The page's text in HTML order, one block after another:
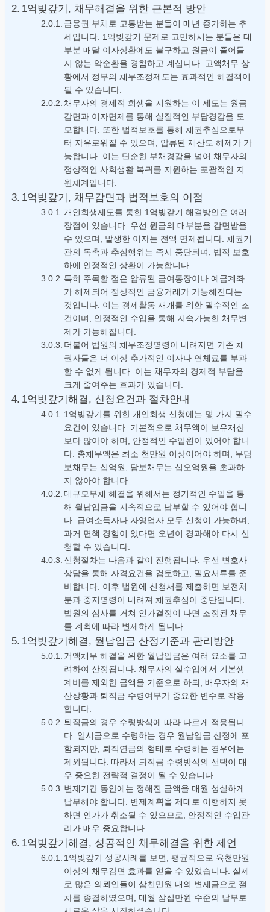
1억빚갚기, 채무해결을 위한 근본적 방안
금융권 부채로 고통받는 분들이 매년 증가하는 추
세입니다. 1억빚갚기 문제로 고민하시는 분들은 대
부분 매달 이자상환에도 불구하고 원금이 줄어들
지 않는 악순환을 경험하고 계십니다. 고액채무 상
황에서 정부의 채무조정제도는 효과적인 해결책이
될 수 있습니다.
채무자의 경제적 회생을 지원하는 이 제도는 원금
감면과 이자면제를 통해 실질적인 부담경감을 도
모합니다. 또한 법적보호를 통해 채권추심으로부
터 자유로워질 수 있으며, 압류된 재산도 해제가 가
능합니다. 이는 단순한 부채경감을 넘어 채무자의
정상적인 사회생활 복귀를 지원하는 포괄적인 지
원체계입니다.
1억빚갚기, 채무감면과 법적보호의 이점
개인회생제도를 통한 1억빚갚기 해결방안은 여러
장점이 있습니다. 우선 원금의 대부분을 감면받을
수 있으며, 발생한 이자는 전액 면제됩니다. 채권기
관의 독촉과 추심행위는 즉시 중단되며, 법적 보호
하에 안정적인 상환이 가능합니다.
특히 주목할 점은 압류된 급여통장이나 예금계좌
가 해제되어 정상적인 금융거래가 가능해진다는
것입니다. 이는 경제활동 재개를 위한 필수적인 조
건이며, 안정적인 수입을 통해 지속가능한 채무변
제가 가능해집니다.
더불어 법원의 채무조정명령이 내려지면 기존 채
권자들은 더 이상 추가적인 이자나 연체료를 부과
할 수 없게 됩니다. 이는 채무자의 경제적 부담을
크게 줄여주는 효과가 있습니다.
1억빚갚기해결, 신청요건과 절차안내
1억빚갚기를 위한 개인회생 신청에는 몇 가지 필수
요건이 있습니다. 기본적으로 채무액이 보유재산
보다 많아야 하며, 안정적인 수입원이 있어야 합니
다. 총채무액은 최소 천만원 이상이어야 하며, 무담
보채무는 십억원, 담보채무는 십오억원을 초과하
지 않아야 합니다.
대규모부채 해결을 위해서는 정기적인 수입을 통
해 월납입금을 지속적으로 납부할 수 있어야 합니
다. 급여소득자나 자영업자 모두 신청이 가능하며,
과거 면책 경험이 있다면 오년이 경과해야 다시 신
청할 수 있습니다.
신청절차는 다음과 같이 진행됩니다. 우선 변호사
상담을 통해 자격요건을 검토하고, 필요서류를 준
비합니다. 이후 법원에 신청서를 제출하면 보전처
분과 중지명령이 내려져 채권추심이 중단됩니다.
법원의 심사를 거쳐 인가결정이 나면 조정된 채무
를 계획에 따라 변제하게 됩니다.
1억빚갚기해결, 월납입금 산정기준과 관리방안
거액채무 해결을 위한 월납입금은 여러 요소를 고
려하여 산정됩니다. 채무자의 실수입에서 기본생
계비를 제외한 금액을 기준으로 하되, 배우자의 재
산상황과 퇴직금 수령여부가 중요한 변수로 작용
합니다.
퇴직금의 경우 수령방식에 따라 다르게 적용됩니
다. 일시금으로 수령하는 경우 월납입금 산정에 포
함되지만, 퇴직연금의 형태로 수령하는 경우에는
제외됩니다. 따라서 퇴직금 수령방식의 선택이 매
우 중요한 전략적 결정이 될 수 있습니다.
변제기간 동안에는 정해진 금액을 매월 성실하게
납부해야 합니다. 변제계획을 제대로 이행하지 못
하면 인가가 취소될 수 있으므로, 안정적인 수입관
리가 매우 중요합니다.
1억빚갚기해결, 성공적인 채무해결을 위한 제언
1억빚갚기 성공사례를 보면, 평균적으로 육천만원
이상의 채무감면 효과를 얻을 수 있었습니다. 실제
로 많은 의뢰인들이 삼천만원 대의 변제금으로 절
차를 종결하였으며, 매월 삼십만원 수준의 납부로